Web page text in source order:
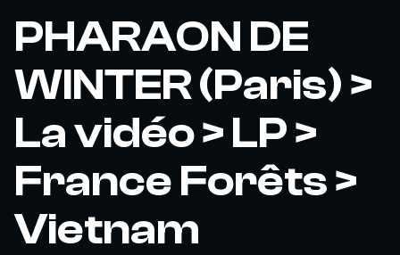
PHARAON DE
WINTER (Paris) >
La vidéo > LP >
France Forêts >
Vietnam